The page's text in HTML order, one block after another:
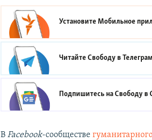
Установите Мобильное
Читайте Свободу в
Подпишитесь на Свободу в
ВFacebook-сообществе